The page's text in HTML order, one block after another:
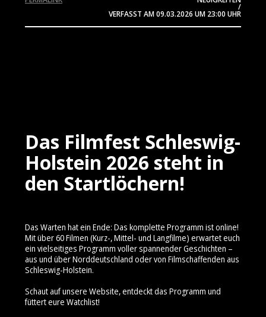
/
VERFASST AM09.03.2026 UM 23:00 UHR
Das Filmfest Schleswig-
Holstein 2026 steht in
den Startlöchern!
Das Warten hat ein Ende: Das komplette Programm ist online!
Mit über 60 Filmen (Kurz-, Mittel- und Langfilme) erwartet euch
ein vielseitiges Programm voller spannender Geschichten –
aus und über Norddeutschland oder von Filmschaffenden aus
Schleswig-Holstein.
Schaut auf unsere Website, entdeckt das Programm und
füttert eure Watchlist!